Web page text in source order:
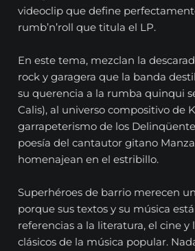
videoclip que define
rumb’n’roll que titula el LP.
En este tema, mezclan la
rock y garagera que la banda
su querencia a la rumba quinqui
Calis), al universo compositivo de
garrapeterismo de los
poesía del cantautor gitano
homenajean en el estribillo.
Superhéroes de barrio merecen
porque sus textos y su música
referencias a la literatura, el cine y
clásicos de la música popular.